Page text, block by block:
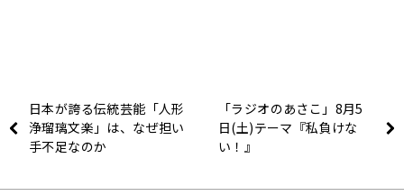
日本が誇る伝統芸能「人形
浄瑠璃文楽」は、なぜ担い
手不足なのか
「ラジオのあさこ」8月5
日(土)テーマ『私負けな
い！』